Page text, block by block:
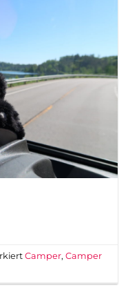
Camper,Camper